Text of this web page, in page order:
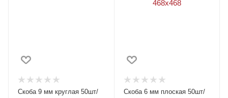
Скоба 9 мм круглая 50шт/
Скоба 6 мм плоская 50шт/